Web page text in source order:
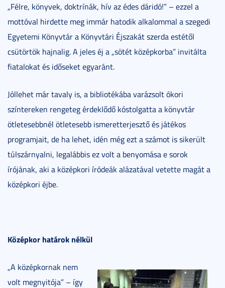
„Félre, könyvek, doktrínák, hív az édes dáridó!” – ezzel a
mottóval hirdette meg immár hatodik alkalommal a szegedi
Egyetemi Könyvtár a Könyvtári Éjszakát szerda estétől
csütörtök hajnalig. A jeles éj a „sötét középkorba” invitálta
fiatalokat és időseket egyaránt.
Jóllehet már tavaly is, a bibliotékába varázsolt ókori
színtereken rengeteg érdeklődő kóstolgatta a könyvtár
ötletesebbnél ötletesebb ismeretterjesztő és játékos
programjait, de ha lehet, idén még ezt a számot is sikerült
túlszárnyalni, legalábbis ez volt a benyomása e sorok
írójának, aki a középkori íródeák alázatával vetette magát a
középkori éjbe.
Középkor határok nélkül
„A középkornak nem
volt megnyitója” – így